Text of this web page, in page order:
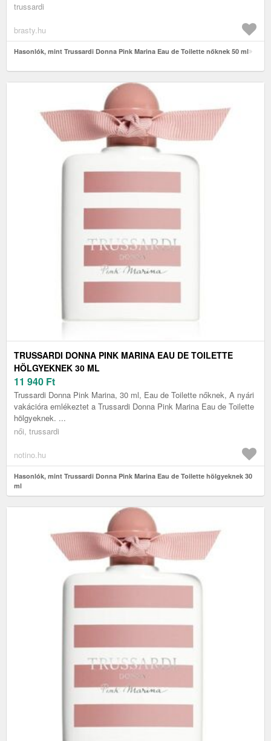
trussardi
brasty.hu
Hasonlók, mint Trussardi Donna Pink Marina Eau de Toilette nőknek 50 ml
TRUSSARDI DONNA PINK MARINA EAU DE TOILETTE
HÖLGYEKNEK 30 ML
11 940 Ft
Trussardi Donna Pink Marina, 30 ml, Eau de Toilette nőknek, A nyári
vakációra emlékeztet a Trussardi Donna Pink Marina Eau de Toilette
hölgyeknek. ...
női, trussardi
notino.hu
Hasonlók, mint Trussardi Donna Pink Marina Eau de Toilette hölgyeknek 30
ml